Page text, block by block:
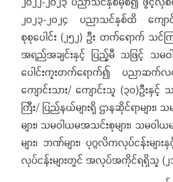
၂၀၂၃-၂၀၂၄ ပညာသင်နှစ်ထိ ကျော
စုစုပေါင်း (၂၅၂) ဦး တက်ရောက် သင်က
အရည်အချင်းနှင့် ပြည့်မီ သဖြင့် သမဝ
ပေါင်းကူးတက်ရောက်၍ ပညာဆက်
ကျောင်းသား/ ကျောင်းသူ (၃၀)ဦးနှ
ကြီး/ ပြည်နယ်များရှိ ဌာနဆိုင်ရာများ၊
များ၊ သမဝါယမအသင်းစုများ၊ သမဝါ
များ၊ ဘဏ်များ၊ ပုဂ္ဂလိကလုပ်ငန်းမျာ
လုပ်ငန်းများတွင် အလုပ်အကိုင်ရရှိသူ (၂